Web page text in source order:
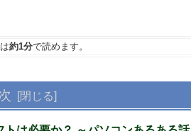
約1分で読めます。